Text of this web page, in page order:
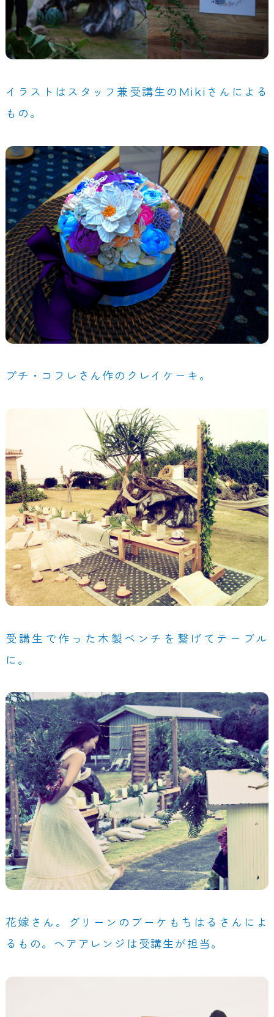
イラストはスタッフ兼受講生のMikiさんによる
もの。
プチ・コフレさん作のクレイケーキ。
受講生で作った木製ベンチを繋げてテーブル
に。
花嫁さん。グリーンのブーケもちはるさんによ
るもの。ヘアアレンジは受講生が担当。